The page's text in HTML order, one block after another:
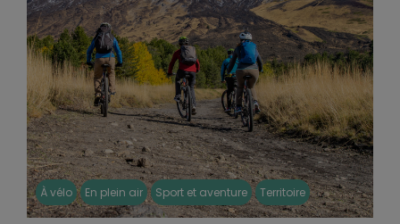
À vélo En plein air Sport et aventure Territoire